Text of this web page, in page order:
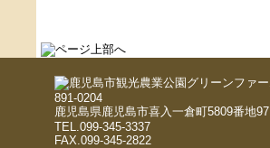
891-0204
鹿児島県鹿児島市喜入一倉町5809番地97
TEL.099-345-3337
FAX.099-345-2822